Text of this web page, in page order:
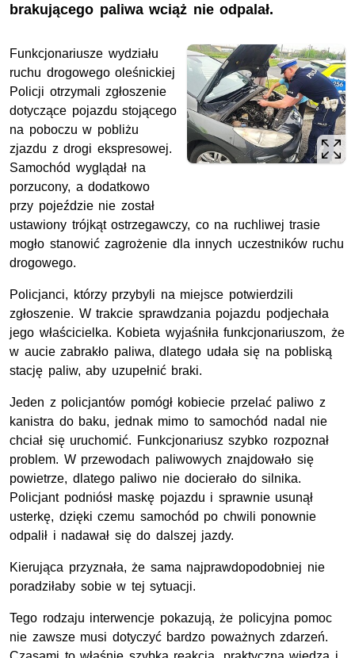
brakującego paliwa wciąż nie odpalał.
Funkcjonariusze wydziału
ruchu drogowego oleśnickiej
Policji otrzymali zgłoszenie
dotyczące pojazdu stojącego
na poboczu w pobliżu
zjazdu z drogi ekspresowej.
Samochód wyglądał na
porzucony, a dodatkowo
przy pojeździe nie został
ustawiony trójkąt ostrzegawczy, co na ruchliwej trasie
mogło stanowić zagrożenie dla innych uczestników ruchu
drogowego.
Policjanci, którzy przybyli na miejsce potwierdzili
zgłoszenie. W trakcie sprawdzania pojazdu podjechała
jego właścicielka. Kobieta wyjaśniła funkcjonariuszom, że
w aucie zabrakło paliwa, dlatego udała się na pobliską
stację paliw, aby uzupełnić braki.
Jeden z policjantów pomógł kobiecie przelać paliwo z
kanistra do baku, jednak mimo to samochód nadal nie
chciał się uruchomić. Funkcjonariusz szybko rozpoznał
problem. W przewodach paliwowych znajdowało się
powietrze, dlatego paliwo nie docierało do silnika.
Policjant podniósł maskę pojazdu i sprawnie usunął
usterkę, dzięki czemu samochód po chwili ponownie
odpalił i nadawał się do dalszej jazdy.
Kierująca przyznała, że sama najprawdopodobniej nie
poradziłaby sobie w tej sytuacji.
Tego rodzaju interwencje pokazują, że policyjna pomoc
nie zawsze musi dotyczyć bardzo poważnych zdarzeń.